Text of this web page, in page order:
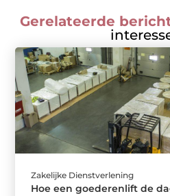
Gerelateerde
Zakelijke Dienstverlening
Hoe een goederenlift de